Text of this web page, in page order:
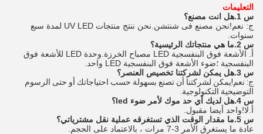
التعليمات
س 1.هل انت مصنع؟
ج: نعم!نحن مصنع فى شنتشن.نحن ننتج منتجات UV LED لمدة سبع
سنوات.
س 2.ما هي منتجاتك الرئيسية؟
أ. الأشعة فوق البنفسجية LED مصباح الخرزة.وحدة LED للأشعة فوق
البنفسجية ؛ضوء الأشعة فوق البنفسجية LED واحد.
س 3.هل يمكن لشركتنا تخصيص العنصر؟
ج: نعم!يمكن لشركتنا أن تصنع بسهولة حسب احتياجاتك أو حتى الرسوم
التوضيحية التكنولوجية.
س 4.هل لديك أي حد موك لأمر ضوء led؟
أ. لا!واحد أيضا مقبول.
س 5.ما مقدار الوقت الذي تستغرقه عملية نقل مشترياتي؟
عادة ما يستغرق الأمر 3-7 مرات ، بالاعتماد على الحجم.